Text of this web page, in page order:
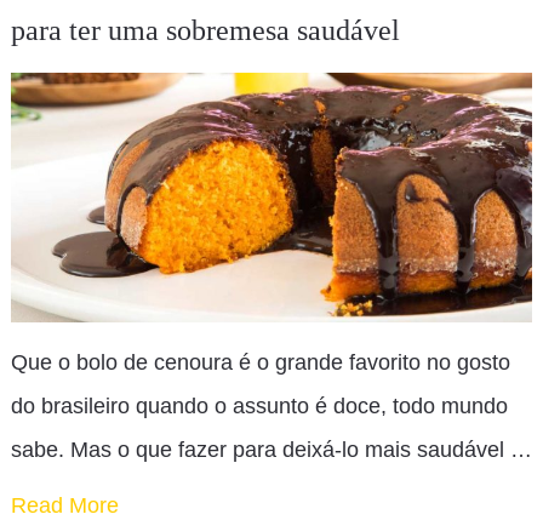
para ter uma sobremesa saudável
Que o bolo de cenoura é o grande favorito no gosto
do brasileiro quando o assunto é doce, todo mundo
sabe. Mas o que fazer para deixá-lo mais saudável …
Read More